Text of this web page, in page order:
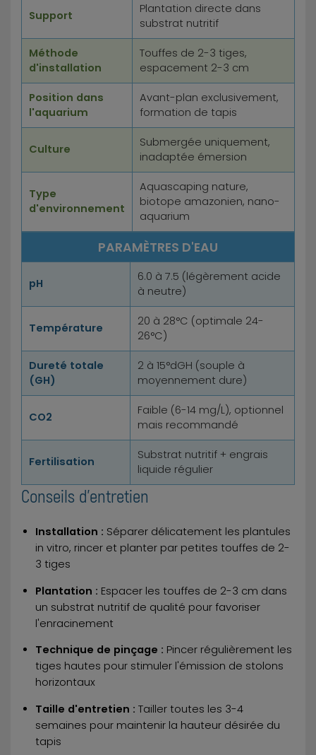
Support
Plantation directe dans
substrat nutritif
Méthode
d'installation
Touffes de 2-3 tiges,
espacement 2-3 cm
Position dans
l'aquarium
Avant-plan exclusivement,
formation de tapis
Culture
Submergée uniquement,
inadaptée émersion
Type
d'environnement
Aquascaping nature,
biotope amazonien, nano-
aquarium
PARAMÈTRES D'EAU
pH
6.0 à 7.5 (légèrement acide
à neutre)
Température
20 à 28°C (optimale 24-
26°C)
Dureté totale
(GH)
2 à 15°dGH (souple à
moyennement dure)
CO2
Faible (6-14 mg/L), optionnel
mais recommandé
Fertilisation
Substrat nutritif + engrais
liquide régulier
Conseils d'entretien
Installation : Séparer délicatement les plantules
in vitro, rincer et planter par petites touffes de 2-
3 tiges
Plantation : Espacer les touffes de 2-3 cm dans
un substrat nutritif de qualité pour favoriser
l'enracinement
Technique de pinçage : Pincer régulièrement les
tiges hautes pour stimuler l'émission de stolons
horizontaux
Taille d'entretien : Tailler toutes les 3-4
semaines pour maintenir la hauteur désirée du
tapis